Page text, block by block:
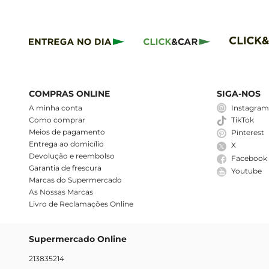
COMPRAS ONLINE
A minha conta
Como comprar
Meios de pagamento
Entrega ao domicílio
Devolução e reembolso
Garantia de frescura
Marcas do Supermercado
As Nossas Marcas
Livro de Reclamações Online
SIGA-NOS
Instagram
TikTok
Pinterest
X
Facebook
Youtube
Supermercado Online
213835214